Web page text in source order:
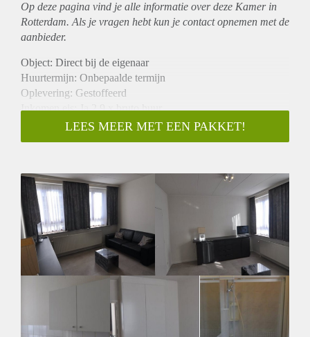
Op deze pagina vind je alle informatie over deze Kamer in
Rotterdam. Als je vragen hebt kun je contact opnemen met de
aanbieder.
Object: Direct bij de eigenaar
Huurtermijn: Onbepaalde termijn
Oplevering: Gestoffeerd
Inkomen eis: Ja 2,9 x bruto huur
Garantiestelling mogelijk: Ja
Borg: 1 maand
Gedeelde keuken: Nee
Gedeelde Douche: Nee
Gedeelde woonkamer: Nee
Huisgenoten: Nee
Geslacht huisgenoten: N.v.t
LEES MEER MET EEN PAKKET!